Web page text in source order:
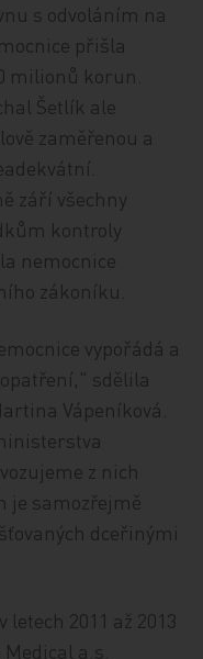
s odvoláním na
přišla
milionů korun.
Šetlík ale
zaměřenou a
září všechny
kontroly
nemocnice
zákoníku.
vypořádá a
sdělila
Vápeníková.
z nich
je samozřejmě
dceřinými
2011 až 2013
a.s.